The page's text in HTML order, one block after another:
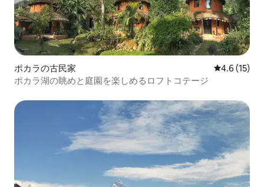
ポカラの古民家 レビュー15
4.6 (15)
ポカラ湖の眺めと庭園を楽しめるロフトコテージ